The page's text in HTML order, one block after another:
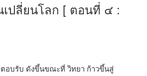
ปลี่ยนโลก [ ตอนที่ ๔ :
ตอบรับ ดังขึ้นขณะที่ วิทยา ก้าวขึ้นสู่